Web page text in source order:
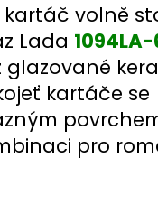
kartáč volně
Lada
kartáče se
pro